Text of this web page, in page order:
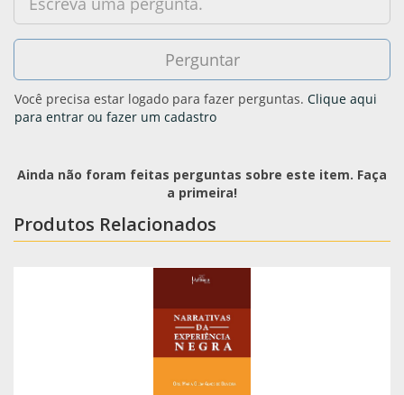
Você precisa estar logado para fazer perguntas. Clique aqui
para entrar ou fazer um cadastro
Ainda não foram feitas perguntas sobre este item. Faça
a primeira!
Produtos Relacionados